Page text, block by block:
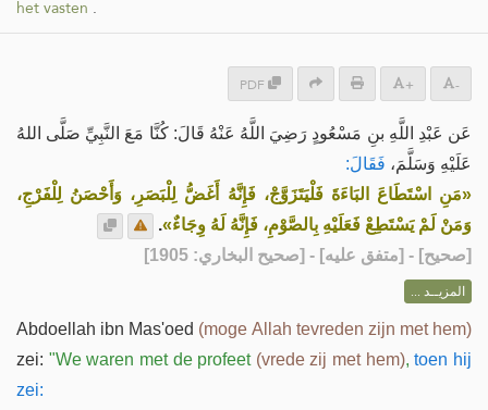
het vasten .
PDF + -
عَن عَبْدِ اللَّهِ بنِ مَسْعُودٍ رَضِيَ اللَّهُ عَنْهُ قَالَ: كُنَّا مَعَ النَّبِيِّ صَلَّى اللهُ
عَلَيْهِ وَسَلَّمَ، فَقَالَ:
«مَنِ اسْتَطَاعَ البَاءَةَ فَلْيَتَزَوَّجْ، فَإِنَّهُ أَغَضُّ لِلْبَصَرِ، وَأَحْصَنُ لِلْفَرْجِ،
وَمَنْ لَمْ يَسْتَطِعْ فَعَلَيْهِ بِالصَّوْمِ، فَإِنَّهُ لَهُ وِجَاءٌ».
[صحيح] - [متفق عليه] - [صحيح البخاري: 1905]
المزيــد ...
Abdoellah ibn Mas'oed (moge Allah tevreden zijn met hem)
zei: "We waren met de profeet (vrede zij met hem), toen hij
zei: